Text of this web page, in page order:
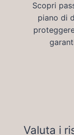
Scopri
piano di
Valuta i